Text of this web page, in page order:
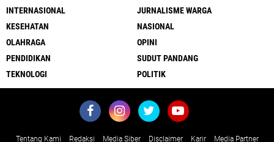
INTERNASIONAL
JURNALISME WARGA
KESEHATAN
NASIONAL
OLAHRAGA
OPINI
PENDIDIKAN
SUDUT PANDANG
TEKNOLOGI
POLITIK
Tentang Kami Redaksi Media Siber Disclaimer Karir Media Partner